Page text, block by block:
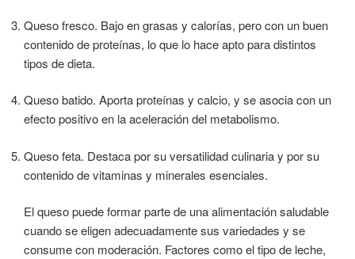
Queso fresco. Bajo en grasas y calorías, pero con un buen
contenido de proteínas, lo que lo hace apto para distintos
tipos de dieta.
Queso batido. Aporta proteínas y calcio, y se asocia con un
efecto positivo en la aceleración del metabolismo.
Queso feta. Destaca por su versatilidad culinaria y por su
contenido de vitaminas y minerales esenciales.
El queso puede formar parte de una alimentación saludable
cuando se eligen adecuadamente sus variedades y se
consume con moderación. Factores como el tipo de leche,